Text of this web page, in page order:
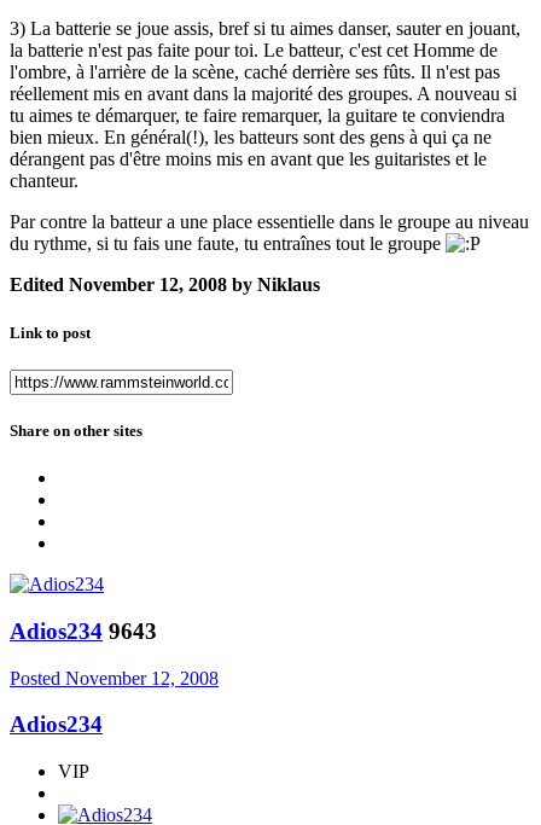
3) La batterie se joue assis, bref si tu aimes danser, sauter en jouant,
la batterie n'est pas faite pour toi. Le batteur, c'est cet Homme de
l'ombre, à l'arrière de la scène, caché derrière ses fûts. Il n'est pas
réellement mis en avant dans la majorité des groupes. A nouveau si
tu aimes te démarquer, te faire remarquer, la guitare te conviendra
bien mieux. En général(!), les batteurs sont des gens à qui ça ne
dérangent pas d'être moins mis en avant que les guitaristes et le
chanteur.
Par contre la batteur a une place essentielle dans le groupe au niveau
du rythme, si tu fais une faute, tu entraînes tout le groupe
Edited November 12, 2008 by Niklaus
Link to post
Share on other sites
Adios234 9643
Posted November 12, 2008
Adios234
VIP